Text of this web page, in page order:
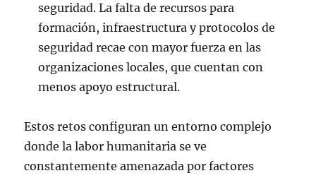
seguridad. La falta de recursos para
formación, infraestructura y protocolos de
seguridad recae con mayor fuerza en las
organizaciones locales, que cuentan con
menos apoyo estructural.
Estos retos configuran un entorno complejo
donde la labor humanitaria se ve
constantemente amenazada por factores